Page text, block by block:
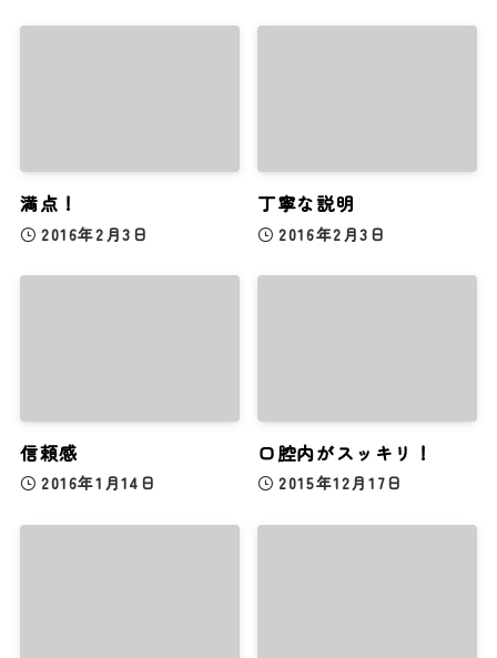
満点！
2016年2月3日
丁寧な説明
2016年2月3日
信頼感
2016年1月14日
口腔内がスッキリ！
2015年12月17日